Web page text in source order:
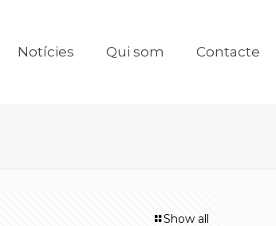
Notícies Qui som Contacte
Show all